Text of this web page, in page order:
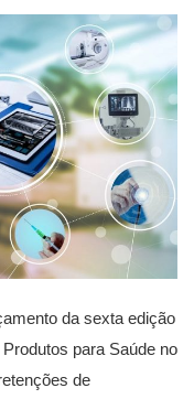
da sexta edição
para Saúde no
de